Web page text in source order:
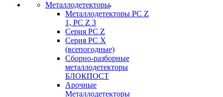
Металлодетекторы
Металлодетекторы РС Z
1, PC Z 3
Серия РС Z
Серия РС X
(всепогодные)
Сборно-разборные
металлодетекторы
БЛОКПОСТ
Арочные
Металлодетекторы